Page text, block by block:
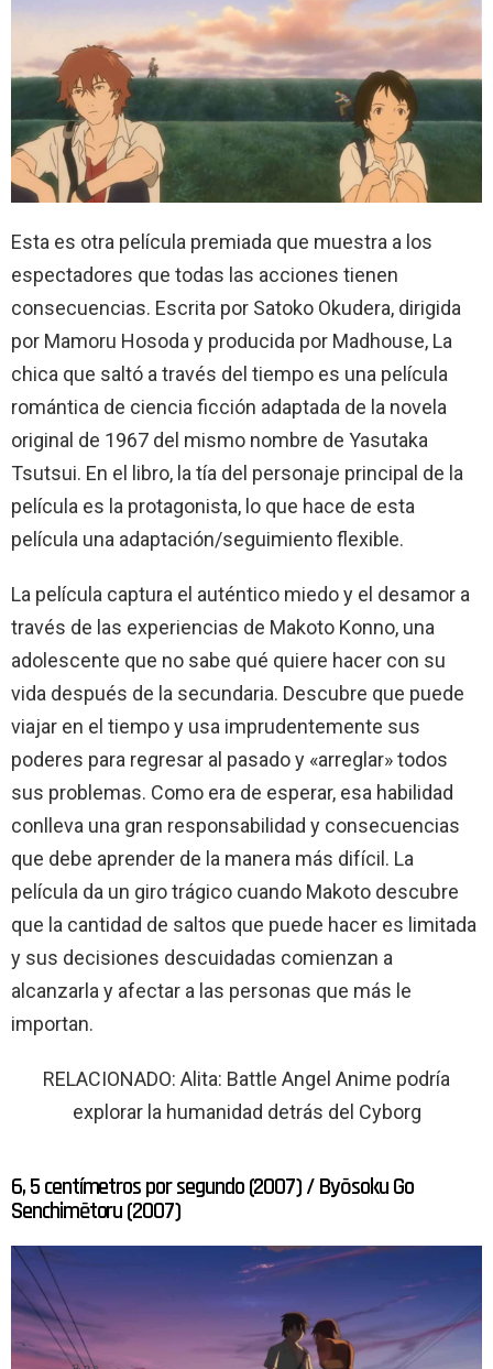
Esta es otra película premiada que muestra a los
espectadores que todas las acciones tienen
consecuencias. Escrita por Satoko Okudera, dirigida
por Mamoru Hosoda y producida por Madhouse, La
chica que saltó a través del tiempo es una película
romántica de ciencia ficción adaptada de la novela
original de 1967 del mismo nombre de Yasutaka
Tsutsui. En el libro, la tía del personaje principal de la
película es la protagonista, lo que hace de esta
película una adaptación/seguimiento flexible.
La película captura el auténtico miedo y el desamor a
través de las experiencias de Makoto Konno, una
adolescente que no sabe qué quiere hacer con su
vida después de la secundaria. Descubre que puede
viajar en el tiempo y usa imprudentemente sus
poderes para regresar al pasado y «arreglar» todos
sus problemas. Como era de esperar, esa habilidad
conlleva una gran responsabilidad y consecuencias
que debe aprender de la manera más difícil. La
película da un giro trágico cuando Makoto descubre
que la cantidad de saltos que puede hacer es limitada
y sus decisiones descuidadas comienzan a
alcanzarla y afectar a las personas que más le
importan.
RELACIONADO: Alita: Battle Angel Anime podría
explorar la humanidad detrás del Cyborg
6, 5 centímetros por segundo (2007) / Byōsoku Go
Senchimētoru (2007)